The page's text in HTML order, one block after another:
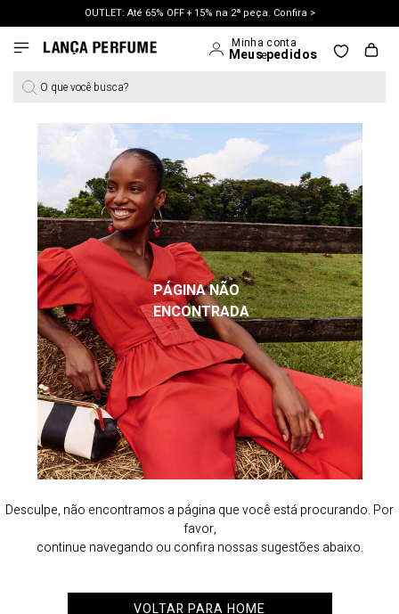
OUTLET: Até 65% OFF + 15% na 2ª peça. Confira >
LANÇAMENTO PRIMAVERA 27. Clique e aproveite.
O que você busca?
PÁGINA NÃO
ENCONTRADA
Desculpe, não encontramos a página que você está procurando. Por
favor,
continue navegando ou confira nossas sugestões abaixo.
VOLTAR PARA HOME